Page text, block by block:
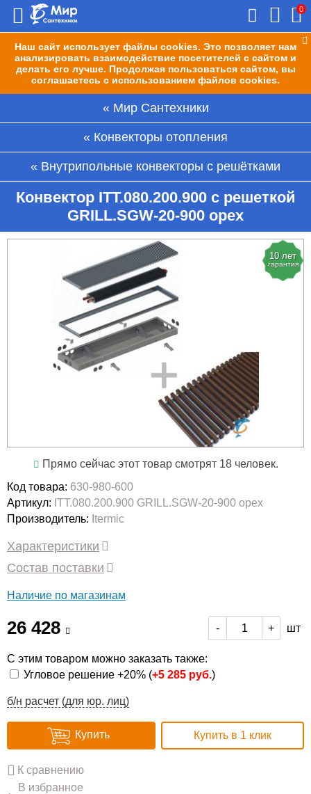
Наш сайт использует файлы cookies. Это позволяет нам
анализировать взаимодействие посетителей с сайтом и
делать его лучше. Продолжая пользоваться сайтом, вы
соглашаетесь с использованием файлов cookies.
0
Мир Сантехники
Конвекторы отопления
Внутрипольные конвекторы с решётками
Конвектор ITT.080.200.900 с решеткой
GRILL.SGW-20-900 орех
10 лет
гарантия
Прямо сейчас этот товар смотрят 18 человек.
Код товара: 630-980-600
Артикул: ITT.080.200.900 GRILL.SGW-20-900 орех
Производитель: Itermic
Характеристики
Состав поставки
Наличие по магазинам
26 428 - + шт
С этим товаром можно заказать также:
Угловое решение +20% (+5 285 руб.)
б/н расчет (для юр. лиц)
Купить Купить в 1 клик
К сравнению
В избранное